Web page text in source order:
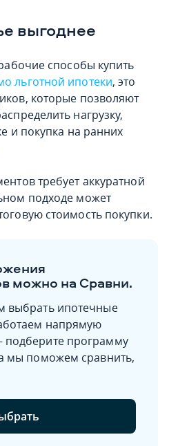
выгоднее
способы купить
льготной ипотеки, это
которые позволяют
нагрузку,
и покупка на ранних
требует аккуратной
подходе может
стоимость покупки.
можно на Сравни.
выбрать ипотечные
напрямую
программу
мы поможем сравнить,